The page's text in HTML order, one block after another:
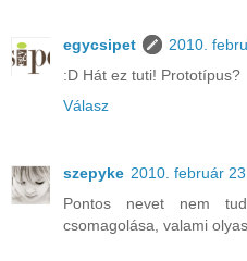
egycsipet
2010.
:D Hát ez tuti! Prototípus?
Válasz
szepyke 2010. február
Pontos nevet nem
csomagolása, valami